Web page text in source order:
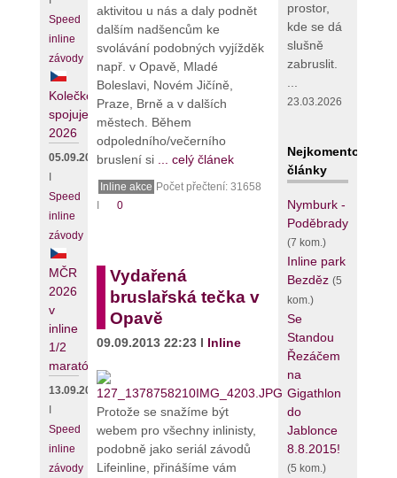
Speed
inline
závody
Kolečko
spojuje
2026
05.09.2026
Speed
inline
závody
MČR
2026
v
inline
1/2
maratónu
13.09.2026
Speed
inline
závody
aktivitou u nás a daly podnět
dalším nadšencům ke
svolávání podobných vyjížděk
např. v Opavě, Mladé
Boleslavi, Novém Jičíně,
Praze, Brně a v dalších
městech. Během
odpoledního/večerního
bruslení si
... celý článek
Inline akce Počet přečtení: 31658
0
Vydařená
bruslařská tečka v
Opavě
09.09.2013 22:23 I Inline
Protože se snažíme být
webem pro všechny inlinisty,
podobně jako seriál závodů
Lifeinline, přinášíme vám
prostor,
kde se dá
slušně
zabruslit.
...
23.03.2026
články
Nymburk -
Poděbrady
(7 kom.)
Inline park
Bezděz (5
kom.)
Se
Standou
Řezáčem
na
Gigathlon
do
Jablonce
8.8.2015!
(5 kom.)